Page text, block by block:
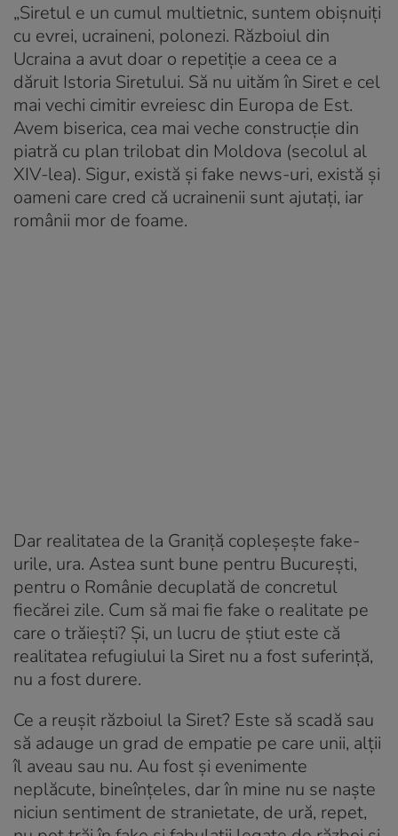
„Siretul e un cumul multietnic, suntem obișnuiți
cu evrei, ucraineni, polonezi. Războiul din
Ucraina a avut doar o repetiție a ceea ce a
dăruit Istoria Siretului. Să nu uităm în Siret e cel
mai vechi cimitir evreiesc din Europa de Est.
Avem biserica, cea mai veche construcție din
piatră cu plan trilobat din Moldova (secolul al
XIV-lea). Sigur, există și fake news-uri, există și
oameni care cred că ucrainenii sunt ajutați, iar
românii mor de foame.
Dar realitatea de la Graniță copleșește fake-
urile, ura. Astea sunt bune pentru București,
pentru o Românie decuplată de concretul
fiecărei zile. Cum să mai fie fake o realitate pe
care o trăiești? Și, un lucru de știut este că
realitatea refugiului la Siret nu a fost suferință,
nu a fost durere.
Ce a reușit războiul la Siret? Este să scadă sau
să adauge un grad de empatie pe care unii, alții
îl aveau sau nu. Au fost și evenimente
neplăcute, bineînțeles, dar în mine nu se naște
niciun sentiment de stranietate, de ură, repet,